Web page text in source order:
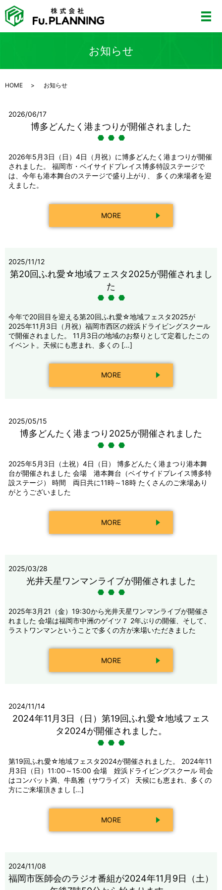
お知らせ
HOME お知らせ
2026/06/17
博多どんたく港まつりが開催されました
2026年5月3日（日）4日（月祝）に博多どんたく港まつりが開催
されました。 福岡市・ベイサイドプレイス博多特設ステージで
は、今年も港本舞台のステージで盛り上がり、 多くの来場者を迎
えました。
MORE
2025/11/12
第20回ふれ愛☆地域フェスタ2025が開催されまし
た
今年で20回目を迎える第20回ふれ愛☆地域フェスタ2025が
2025年11月3日（月祝）福岡市西区の姪浜ドライビングスクール
で開催されました。 11月3日の地域のお祭りとして定着したこの
イベント。天候にも恵まれ、多くの […]
MORE
2025/05/15
博多どんたく港まつり2025が開催されました
2025年5月3日（土祝）4日（日） 博多どんたく港まつり港本舞
台が開催されました 会場 港本舞台（ベイサイドプレイス博多特
設ステージ） 時間 両日共に11時～18時 たくさんのご来場あり
がとうございました
MORE
2025/03/28
光井天星ワンマンライブが開催されました
2025年3月21（金）19:30から光井天星ワンマンライブが開催さ
れました 会場は福岡市中洲のゲイツ７ 2年ぶりの開催、そして、
ラストワンマンということで多くの方が来場いただきました
MORE
2024/11/14
2024年11月3日（日）第19回ふれ愛☆地域フェス
タ2024が開催されました。
第19回ふれ愛☆地域フェスタ2024が開催されました。 2024年11
月3日（日）11:00～15:00 会場 姪浜ドライビングスクール 司会
はコンバット満、牛島雅（サワライズ） 天候にも恵まれ、多くの
方にご来場頂きまし […]
MORE
2024/11/08
福岡市医師会のラジオ番組が2024年11月9日（土）